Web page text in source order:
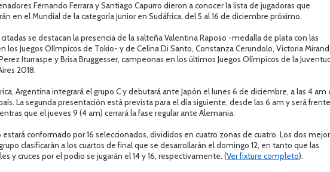
Fernando Ferrara y Santiago Capurro dieron a conocer la lista de jugadoras que
en el Mundial de la categoría junior en Sudáfrica, del 5 al 16 de diciembre próximo.
citadas se destacan la presencia de la salteña Valentina Raposo -medalla de plata con las
los Juegos Olímpicos de Tokio- y de Celina Di Santo, Constanza Cerundolo, Victoria
Iturraspe y Brisa Bruggesser, campeonas en los últimos Juegos Olímpicos de la Juventud
2018.
Argentina integrará el grupo C y debutará ante Japón el lunes 6 de diciembre, a las 4 am
La segunda presentación está prevista para el día siguiente, desde las 6 am y será
que el jueves 9 (4 am) cerrará la fase regular ante Alemania.
estará conformado por 16 seleccionados, divididos en cuatro zonas de cuatro. Los dos
clasificarán a los cuartos de final que se desarrollarán el domingo 12, en tanto que las
y cruces por el podio se jugarán el 14 y 16, respectivamente. (Ver fixture completo).